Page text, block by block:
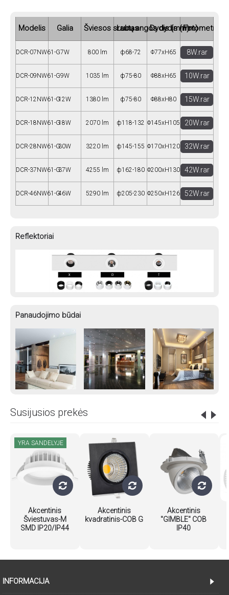
Modelis Galia Šviesos srautasLubų angos dydis (mm)
Dydis (mm)Fotometrija
DCR-07NW61-G7W 800 lm ф68-72 Φ77xH65 8W.rar
DCR-09NW61-G9W 1035 lm ф75-80 Φ88xH65 10W.rar
DCR-12NW61-G12W 1380 lm ф75-80 Φ88xH80 15W.rar
DCR-18NW61-G18W 2070 lm ф118-132 Φ145xH105 20W.rar
DCR-28NW61-G30W 3220 lm ф145-155 Φ170xH120 32W.rar
DCR-37NW61-G37W 4255 lm ф162-180 Φ200xH130 42W.rar
DCR-46NW61-G46W 5290 lm ф205-230 Φ250xH126 52W.rar
Reflektoriai
Panaudojimo būdai
Susijusios prekės
YRA SANDELYJE
Akcentinis
Šviestuvas-M
SMD IP20/IP44
Akcentinis
kvadratinis-COB G
Akcentinis
"GIMBLE" COB
IP40
INFORMACIJA